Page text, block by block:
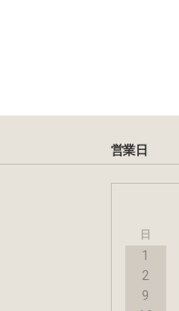
営業日
日
1
2
9